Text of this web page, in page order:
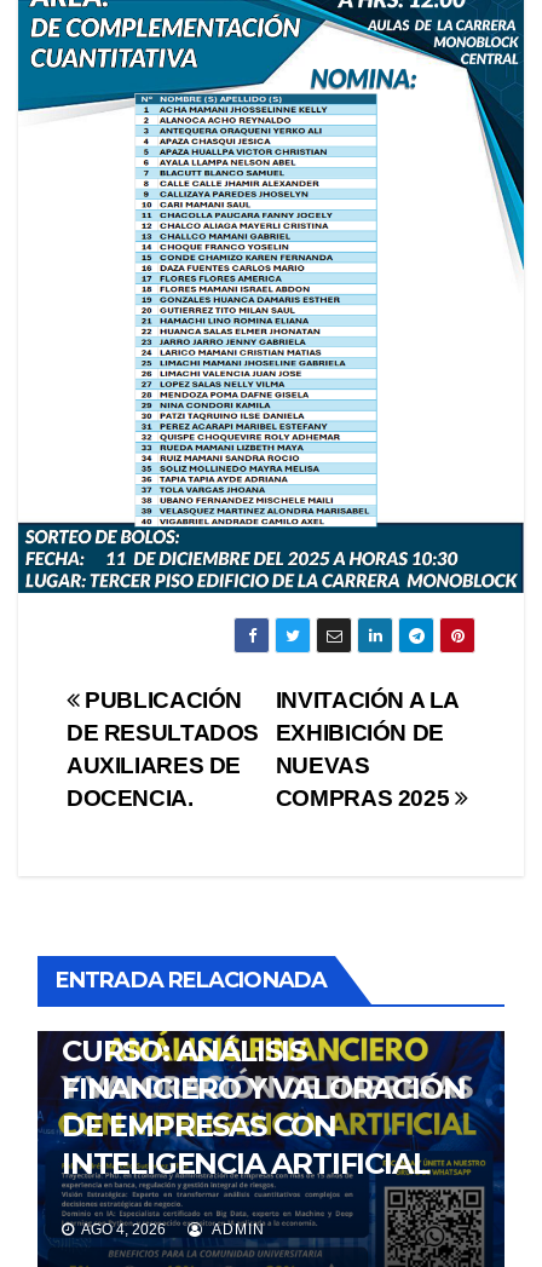
Navegación
de
entradas
INVITACIÓN A LA
EXHIBICIÓN DE
NUEVAS
COMPRAS 2025
PUBLICACIÓN
DE RESULTADOS
AUXILIARES DE
DOCENCIA.
ENTRADA RELACIONADA
CURSO: ANÁLISIS
FINANCIERO Y VALORACIÓN
DE EMPRESAS CON
INTELIGENCIA ARTIFICIAL
AGO 4, 2026 ADMIN